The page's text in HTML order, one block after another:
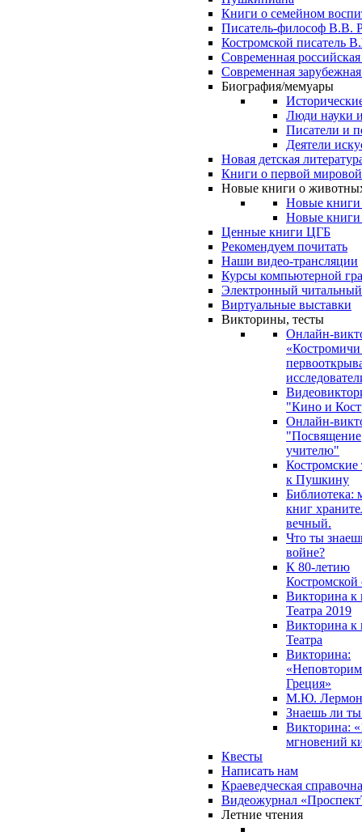
Книги о семейном
Писатель-философ В.В.
Костромской писатель
Современная российская
Современная
Биография/мемуары
Люди науки
Писатели и
Деятели
Новая детская
Книги о первой
Новые книги о
Новые книги
Новые книги
Ценные книги ЦГБ
Рекомендуем почитать
Наши видео-трансляции
Курсы компьютерной
Электронный читальный
Виртуальные выставки
Викторины, тесты
Онлайн-
"Кино и
Онлайн-
"Посвящение
учителю"
к Пушкину
Библиотека:
книг
вечный.
Что ты
войне?
К 80-летию
Костромской
Викторина к
Театра 2019
Викторина к
Театра
Викторина:
Греция»
М.Ю.
Знаешь ли
Викторина:
мгновений
Квесты
Написать нам
Краеведческая
Видеожурнал
Летние чтения